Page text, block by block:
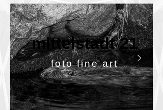
mittelstadt 21
foto fine art